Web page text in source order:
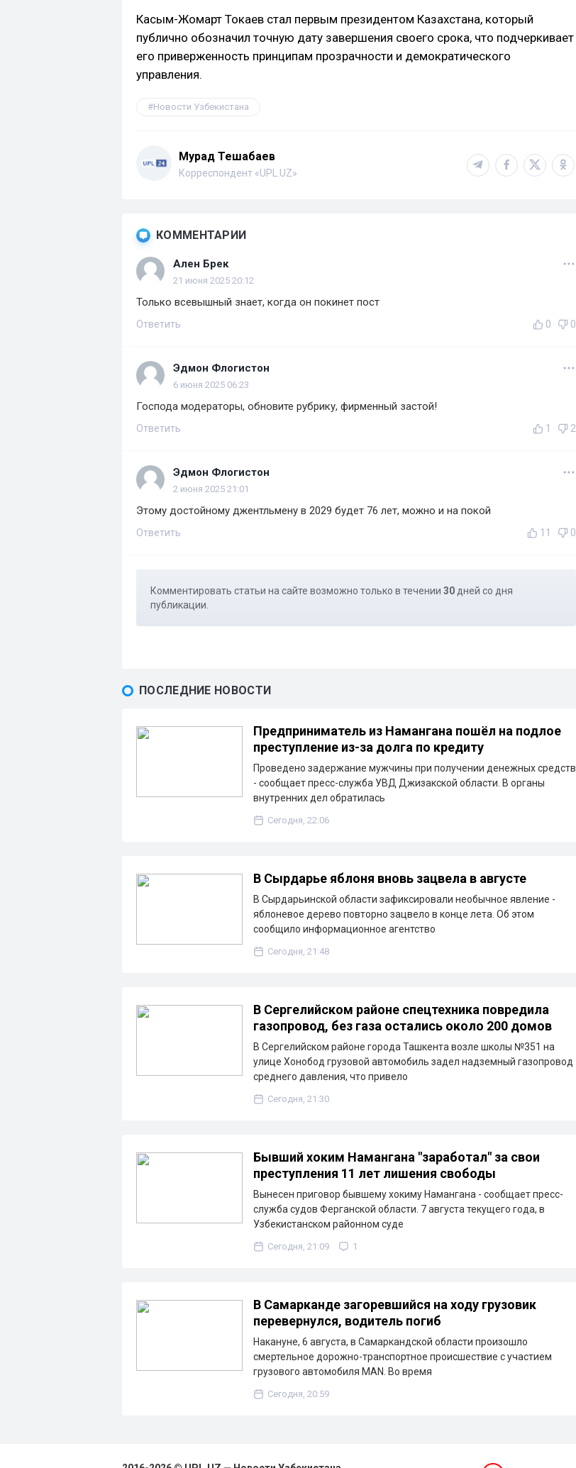
Касым-Жомарт Токаев стал первым президентом Казахстана, который
публично обозначил точную дату завершения своего срока, что подчеркивает
его приверженность принципам прозрачности и демократического
управления.
Новости Узбекистана
Мурад Тешабаев
Корреспондент «UPL.UZ»
КОММЕНТАРИИ
Ален Брек
21 июня 2025 20:12
Только всевышный знает, когда он покинет пост
Ответить 0 0
Эдмон Флогистон
6 июня 2025 06:23
Господа модераторы, обновите рубрику, фирменный застой!
Ответить 1 2
Эдмон Флогистон
2 июня 2025 21:01
Этому достойному джентльмену в 2029 будет 76 лет, можно и на покой
Ответить 11 0
Комментировать статьи на сайте возможно только в течении 30 дней со дня
публикации.
ПОСЛЕДНИЕ НОВОСТИ
Предприниматель из Намангана пошёл на подлое
преступление из-за долга по кредиту
Проведено задержание мужчины при получении денежных средств
- сообщает пресс-служба УВД Джизакской области. В органы
внутренних дел обратилась
Сегодня, 22:06
В Сырдарье яблоня вновь зацвела в августе
В Сырдарьинской области зафиксировали необычное явление -
яблоневое дерево повторно зацвело в конце лета. Об этом
сообщило информационное агентство
Сегодня, 21:48
В Сергелийском районе спецтехника повредила
газопровод, без газа остались около 200 домов
В Сергелийском районе города Ташкента возле школы №351 на
улице Хонобод грузовой автомобиль задел надземный газопровод
среднего давления, что привело
Сегодня, 21:30
Бывший хоким Намангана "заработал" за свои
преступления 11 лет лишения свободы
Вынесен приговор бывшему хокиму Намангана - сообщает пресс-
служба судов Ферганской области. 7 августа текущего года, в
Узбекистанском районном суде
Сегодня, 21:09 1
В Самарканде загоревшийся на ходу грузовик
перевернулся, водитель погиб
Накануне, 6 августа, в Самаркандской области произошло
смертельное дорожно-транспортное происшествие с участием
грузового автомобиля MAN. Во время
Сегодня, 20:59